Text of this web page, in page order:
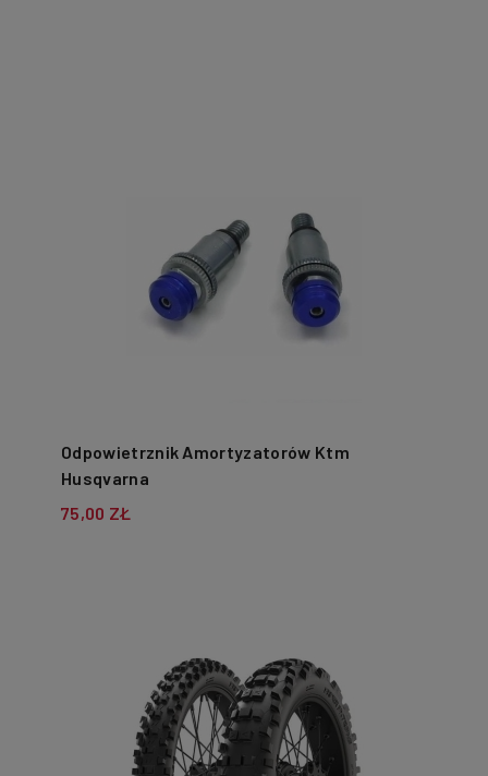
Odpowietrznik Amortyzatorów Ktm
Husqvarna
75,00 ZŁ